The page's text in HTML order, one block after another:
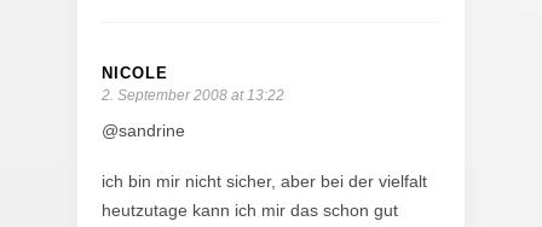
NICOLE
2. September 2008 at 13:22
@sandrine
ich bin mir nicht sicher, aber bei der vielfalt
heutzutage kann ich mir das schon gut